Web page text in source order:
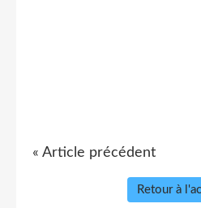
« Article précédent
Retour à